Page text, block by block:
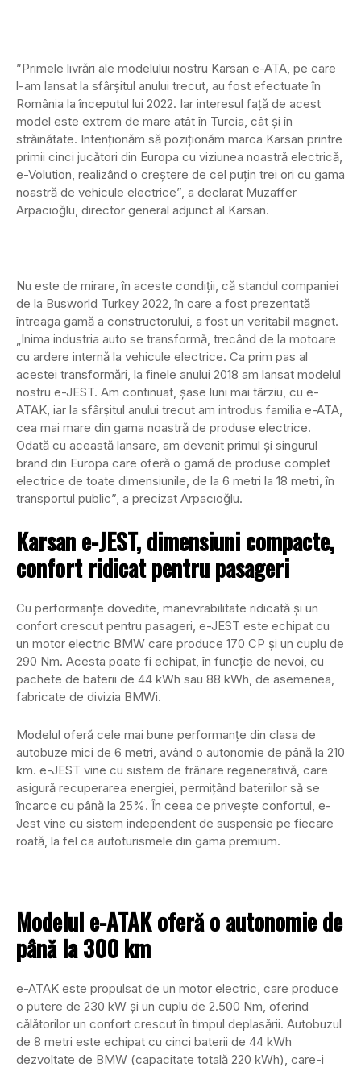
”Primele livrări ale modelului nostru Karsan e-ATA, pe care
l-am lansat la sfârșitul anului trecut, au fost efectuate în
România la începutul lui 2022. Iar interesul față de acest
model este extrem de mare atât în Turcia, cât și în
străinătate. Intenționăm să poziționăm marca Karsan printre
primii cinci jucători din Europa cu viziunea noastră electrică,
e-Volution, realizând o creștere de cel puțin trei ori cu gama
noastră de vehicule electrice”, a declarat Muzaffer
Arpacıoğlu, director general adjunct al Karsan.
Nu este de mirare, în aceste condiții, că standul companiei
de la Busworld Turkey 2022, în care a fost prezentată
întreaga gamă a constructorului, a fost un veritabil magnet.
„Inima industria auto se transformă, trecând de la motoare
cu ardere internă la vehicule electrice. Ca prim pas al
acestei transformări, la finele anului 2018 am lansat modelul
nostru e-JEST. Am continuat, șase luni mai târziu, cu e-
ATAK, iar la sfârșitul anului trecut am introdus familia e-ATA,
cea mai mare din gama noastră de produse electrice.
Odată cu această lansare, am devenit primul și singurul
brand din Europa care oferă o gamă de produse complet
electrice de toate dimensiunile, de la 6 metri la 18 metri, în
transportul public”, a precizat Arpacıoğlu.
Karsan e-JEST, dimensiuni compacte,
confort ridicat pentru pasageri
Cu performanțe dovedite, manevrabilitate ridicată și un
confort crescut pentru pasageri, e-JEST este echipat cu
un motor electric BMW care produce 170 CP și un cuplu de
290 Nm. Acesta poate fi echipat, în funcție de nevoi, cu
pachete de baterii de 44 kWh sau 88 kWh, de asemenea,
fabricate de divizia BMWi.
Modelul oferă cele mai bune performanțe din clasa de
autobuze mici de 6 metri, având o autonomie de până la 210
km. e-JEST vine cu sistem de frânare regenerativă, care
asigură recuperarea energiei, permițând bateriilor să se
încarce cu până la 25%. În ceea ce privește confortul, e-
Jest vine cu sistem independent de suspensie pe fiecare
roată, la fel ca autoturismele din gama premium.
Modelul e-ATAK oferă o autonomie de
până la 300 km
e-ATAK este propulsat de un motor electric, care produce
o putere de 230 kW și un cuplu de 2.500 Nm, oferind
călătorilor un confort crescut în timpul deplasării. Autobuzul
de 8 metri este echipat cu cinci baterii de 44 kWh
dezvoltate de BMW (capacitate totală 220 kWh), care-i